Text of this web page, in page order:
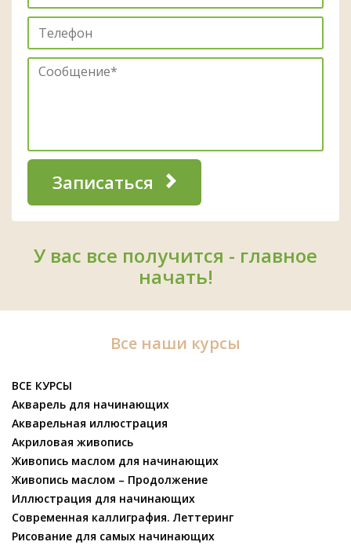
Записаться
У вас все получится - главное
начать!
Все наши курсы
ВСЕ КУРСЫ
Акварель для начинающих
Акварельная иллюстрация
Акриловая живопись
Живопись маслом для начинающих
Живопись маслом – Продолжение
Иллюстрация для начинающих
Современная каллиграфия. Леттеринг
Рисование для самых начинающих